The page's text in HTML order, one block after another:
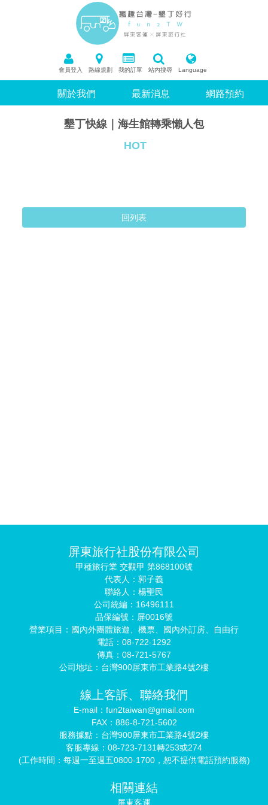
會員登入 路線規劃 我的訂單 站內搜尋 Language
關於我們 最新消息 網路預約
墾丁快線｜海生館轉乘懶人包
HOT
屏東旅行社股份有限公司
甲種旅行業 交觀甲 第868100號
代表人：郭子義
聯絡人：楊聖民
公司統編：16496111
品保編號：屏0016號
營業項目：國內外團體旅遊、機票、國內外訂房、自由行
電話：08-722-1292
傳真：08-721-5767
公司地址：台灣900屏東市工業路4號2樓
線上客訴、聯絡我們
E-mail：fun2taiwan@gmail.com
FAX：886-8-721-5602
服務據點：台灣900屏東市工業路4號2樓
客服專線：08-723-7131轉253或274
(工作時間：每週一至週五0800-1700，恕不提供電話預約服務)
相關連結
屏東客運